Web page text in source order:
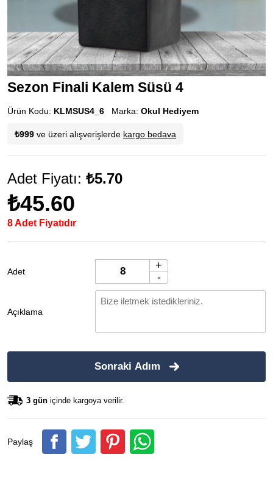
Sezon Finali Kalem Süsü 4
Ürün Kodu: KLMSUS4_6 Marka: Okul Hediyem
₺999 ve üzeri alışverişlerde kargo bedava
Adet Fiyatı: ₺5.70
₺45.60
8 Adet Fiyatıdır
Adet
+
-
Açıklama
Sonraki Adım
3 gün içinde kargoya verilir.
Paylaş